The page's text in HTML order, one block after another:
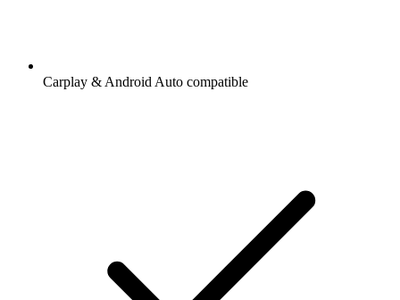
Carplay & Android Auto compatible